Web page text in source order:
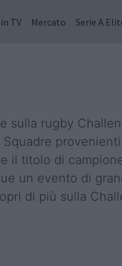
TV Mercato Serie A
rugby
il titolo di
un evento di
di più sulla